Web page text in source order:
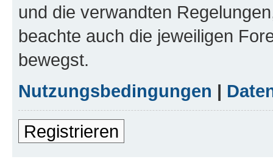
und die verwandten
beachte auch die jeweiligen
bewegst.
Nutzungsbedingungen |
Registrieren